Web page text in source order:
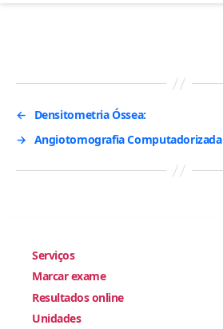
←
Densitometria Óssea:
→ Angiotomografia Computadorizada
Serviços
Marcar exame
Resultados online
Unidades